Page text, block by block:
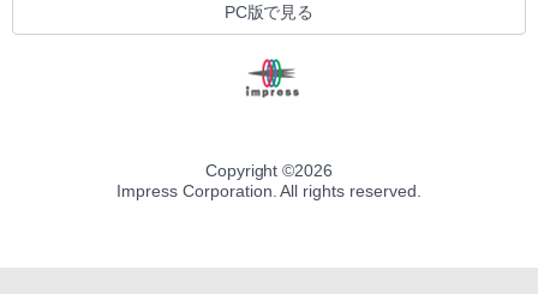
PC版で見る
Copyright ©2026
Impress Corporation. All rights reserved.